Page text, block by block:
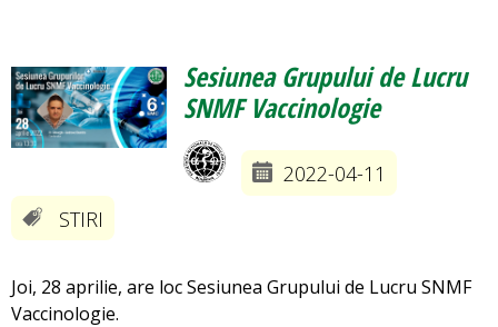
Sesiunea Grupului de Lucru
SNMF Vaccinologie
2022-04-11
STIRI
Joi, 28 aprilie, are loc Sesiunea Grupului de Lucru SNMF
Vaccinologie.